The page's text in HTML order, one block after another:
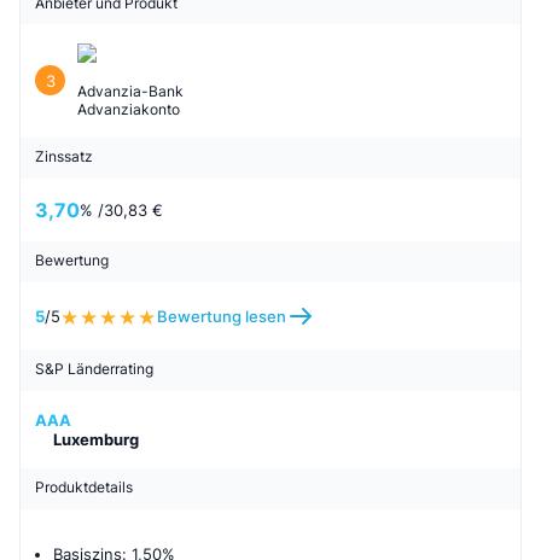
3
Advanzia-Bank
Advanziakonto
Zinssatz
3,70% /30,83 €
Bewertung
5/5 Bewertung lesen
S&P Länderrating
AAA
Luxemburg
Produktdetails
Basiszins: 1,50%